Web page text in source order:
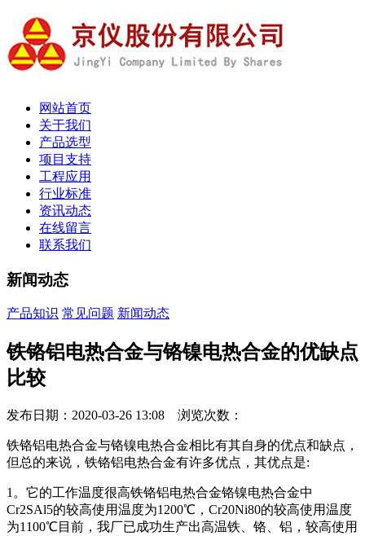
网站首页
关于我们
产品选型
项目支持
工程应用
行业标准
资讯动态
在线留言
联系我们
新闻动态
产品知识 常见问题 新闻动态
铁铬铝电热合金与铬镍电热合金的优缺点
比较
发布日期：2020-03-26 13:08 浏览次数：
铁铬铝电热合金与铬镍电热合金相比有其自身的优点和缺点，
但总的来说，铁铬铝电热合金有许多优点，其优点是:
1。它的工作温度很高铁铬铝电热合金铬镍电热合金中
Cr2SAl5的较高使用温度为1200℃，Cr20Ni80的较高使用温度
为1100℃目前，我厂已成功生产出高温铁、铬、铝，较高使用